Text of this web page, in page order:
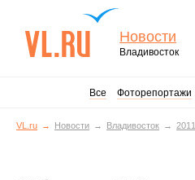
Новости
Владивосток
Все Фоторепортажи
VL.ru Новости Владивосток 2011